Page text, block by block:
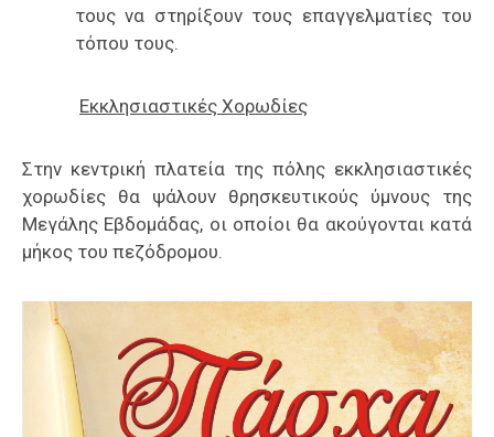
τους να στηρίξουν τους επαγγελματίες του
τόπου τους.
Εκκλησιαστικές Χορωδίες
Στην κεντρική πλατεία της πόλης εκκλησιαστικές
χορωδίες θα ψάλουν θρησκευτικούς ύμνους της
Μεγάλης Εβδομάδας, οι οποίοι θα ακούγονται κατά
μήκος του πεζόδρομου.